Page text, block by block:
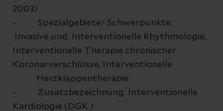
2003)
- Spezialgebiete/ Schwerpunkte:
Invasive und Interventionelle Rhythmologie,
Interventionelle Therapie chronischer
Koronarverschlüsse, Interventionelle
Herzklappentherapie
- Zusatzbezeichnung Interventionelle
Kardiologie (DGK )